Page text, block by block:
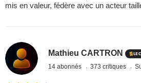
mis en valeur, fédère avec un acteur
Mathieu CARTRON
14 abonnés 373 critiques